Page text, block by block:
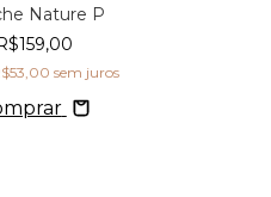
Nature P
sem juros